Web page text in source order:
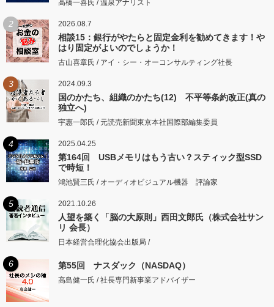
高橋一喜氏 / 温泉アナリスト
2 2026.08.7
相談15：銀行がやたらと固定金利を勧めてきます！や
はり固定がよいのでしょうか！
古山喜章氏 / アイ・シー・オーコンサルティング社長
3 2024.09.3
国のかたち、組織のかたち(12) 不平等条約改正(真の
独立へ)
宇惠一郎氏 / 元読売新聞東京本社国際部編集委員
4 2025.04.25
第164回 USBメモリはもう古い？スティック型SSD
で時短！
鴻池賢三氏 / オーディオビジュアル機器 評論家
5 2021.10.26
人望を築く「脳の大原則」西田文郎氏（株式会社サン
リ 会長）
日本経営合理化協会出版局 /
6 第55回 ナスダック（NASDAQ）
高島健一氏 / 社長専門新事業アドバイザー